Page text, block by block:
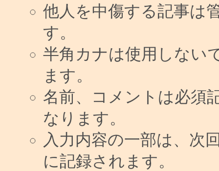
他人を中傷する記事は
す。
半角カナは使用しない
ます。
名前、コメントは必須
なります。
入力内容の一部は、次
に記録されます。